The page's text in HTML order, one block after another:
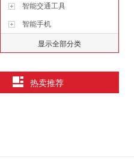
智能交通工具
智能手机
显示全部分类
热卖推荐